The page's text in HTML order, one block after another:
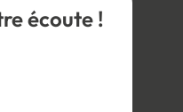
écoute !